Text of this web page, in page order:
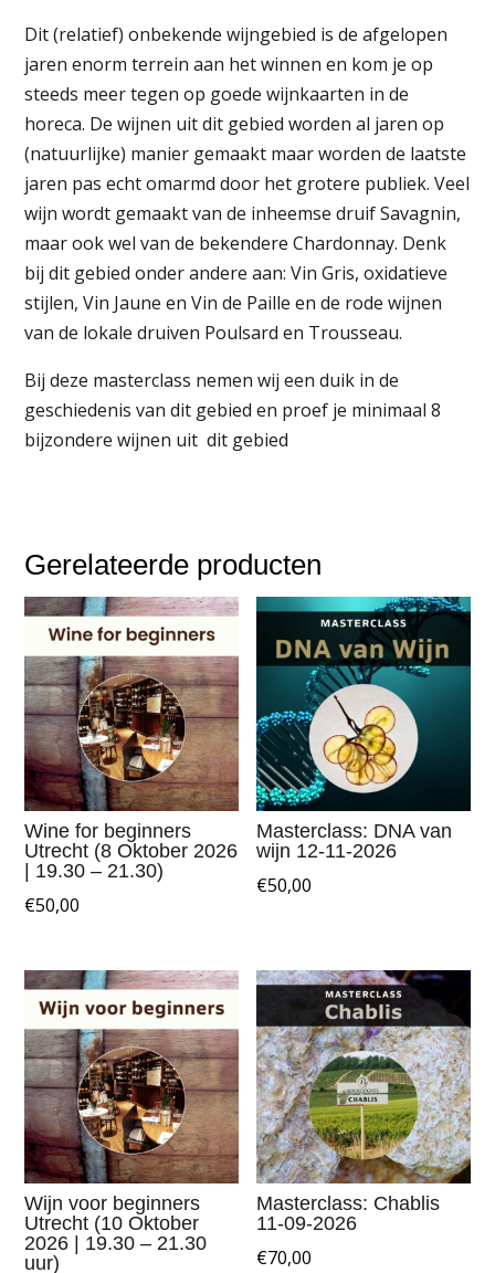
Dit (relatief) onbekende wijngebied is de afgelopen
jaren enorm terrein aan het winnen en kom je op
steeds meer tegen op goede wijnkaarten in de
horeca. De wijnen uit dit gebied worden al jaren op
(natuurlijke) manier gemaakt maar worden de laatste
jaren pas echt omarmd door het grotere publiek. Veel
wijn wordt gemaakt van de inheemse druif Savagnin,
maar ook wel van de bekendere Chardonnay. Denk
bij dit gebied onder andere aan: Vin Gris, oxidatieve
stijlen, Vin Jaune en Vin de Paille en de rode wijnen
van de lokale druiven Poulsard en Trousseau.
Bij deze masterclass nemen wij een duik in de
geschiedenis van dit gebied en proef je minimaal 8
bijzondere wijnen uit dit gebied
Gerelateerde producten
Wine for beginners
Utrecht (8 Oktober 2026
| 19.30 – 21.30)
€50,00
Masterclass: DNA van
wijn 12-11-2026
€50,00
Wijn voor beginners
Utrecht (10 Oktober
2026 | 19.30 – 21.30
uur)
Masterclass: Chablis
11-09-2026
€70,00